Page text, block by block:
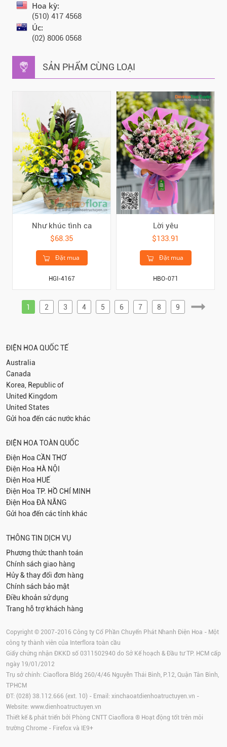
Hoa kỳ:
(510) 417 4568
Úc:
(02) 8006 0568
SẢN PHẨM CÙNG LOẠI
Như khúc tình ca
$68.35
Đặt mua
HGI-4167
Lời yêu
$133.91
Đặt mua
HBO-071
1 2 3 4 5 6 7 8 9
ĐIỆN HOA QUỐC TẾ
Australia
Canada
Korea, Republic of
United Kingdom
United States
Gửi hoa đến các nước khác
ĐIỆN HOA TOÀN QUỐC
Điện Hoa CẦN THƠ
Điện Hoa HÀ NỘI
Điện Hoa HUẾ
Điện Hoa TP. HỒ CHÍ MINH
Điện Hoa ĐÀ NẴNG
Gửi hoa đến các tỉnh khác
THÔNG TIN DỊCH VỤ
Phương thức thanh toán
Chính sách giao hàng
Hủy & thay đổi đơn hàng
Chính sách bảo mật
Điều khoản sử dụng
Trang hỗ trợ khách hàng
Copyright © 2007-2016 Công ty Cổ Phần Chuyển Phát Nhanh Điện Hoa - Một
công ty thành viên của Interflora toàn cầu
Giấy chứng nhận ĐKKD số 0311502940 do Sở Kế hoạch & Đầu tư TP. HCM cấp
ngày 19/01/2012
Trụ sở chính: Ciaoflora Bldg 260/4/46 Nguyễn Thái Bình, P.12, Quận Tân Bình,
TPHCM
ĐT: (028) 38.112.666 (ext. 10) - Email: xinchaoatdienhoatructuyen.vn -
Website: www.dienhoatructuyen.vn
Thiết kế & phát triển bởi Phòng CNTT Ciaoflora ® Hoạt động tốt trên môi
trường Chrome - Firefox và IE9+